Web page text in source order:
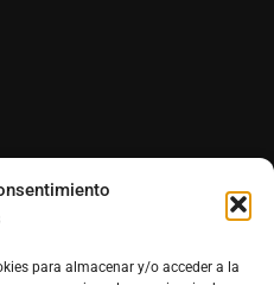
para almacenar y/o acceder a la